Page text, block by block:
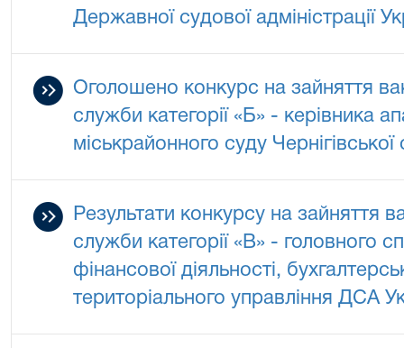
Державної судової адміністрації
Оголошено конкурс на зайняття
служби категорії «Б» - керівника
міськрайонного суду Чернігівської
Результати конкурсу на зайняття
служби категорії «В» - головного
фінансової діяльності,
територіального управління ДСА